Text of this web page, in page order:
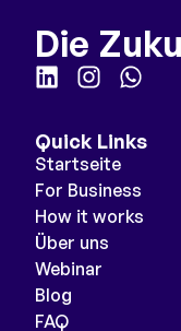
Die
Quick Links
Startseite
For Business
How it works
Über uns
Webinar
Blog
FAQ